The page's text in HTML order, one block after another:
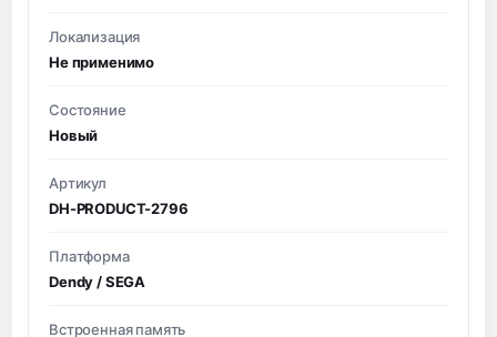
Локализация
Не применимо
Состояние
Новый
Артикул
DH-PRODUCT-2796
Платформа
Dendy / SEGA
Встроенная память